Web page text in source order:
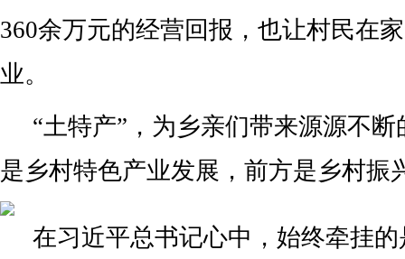
360余万元的经营回报，也让村民在
业。
“土特产”，为乡亲们带来源源不断
是乡村特色产业发展，前方是乡村振
在习近平总书记心中，始终牵挂